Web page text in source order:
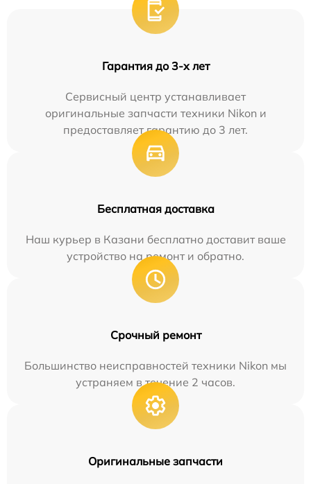
Гарантия до 3-х лет
Сервисный центр устанавливает
оригинальные запчасти техники Nikon и
предоставляет гарантию до 3 лет.
Бесплатная доставка
Наш курьер в Казани бесплатно доставит ваше
устройство на ремонт и обратно.
Срочный ремонт
Большинство неисправностей техники Nikon мы
устраняем в течение 2 часов.
Оригинальные запчасти